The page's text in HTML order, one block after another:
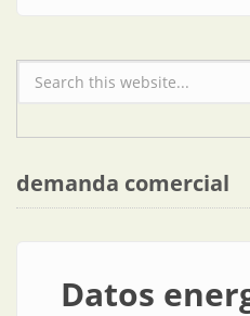
Formulario de búsqueda
demanda comercial
Datos